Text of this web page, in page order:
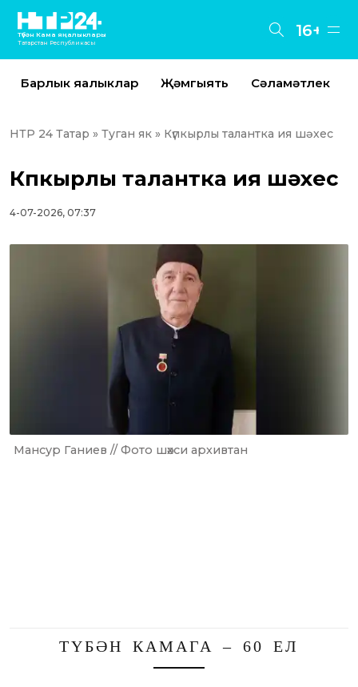
Түбән Кама яңалыклары
Татарстан Республикасы
16+
Барлык яңалыклар Җәмгыять Сәламәтлек
НТР 24 Татар » Туган як » Күпкырлы талантка ия шәхес
Күпкырлы талантка ия шәхес
4-07-2026, 07:37
Мансур Ганиев // Фото шәхси архивтан
ТҮБӘН КАМАГА – 60 ЕЛ